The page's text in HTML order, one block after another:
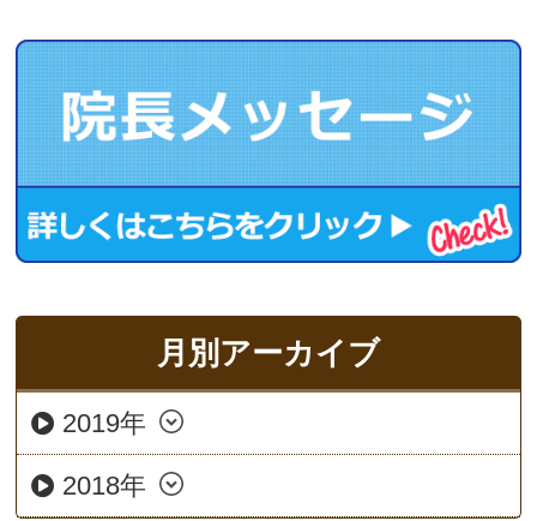
月別アーカイブ
2019年
2018年